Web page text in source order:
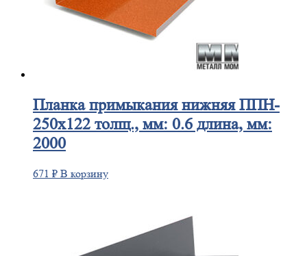
Планкапримыкания нижняя ППН-
250х122 толщ., мм: 0.6 длина, мм:
2000
671 ₽ В корзину